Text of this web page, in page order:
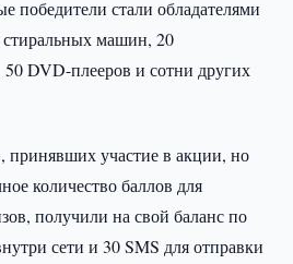
победители стали обладателями
стиральных машин, 20
DVD-плееров и сотни других
принявших участие в акции, но
количество баллов для
получили на свой баланс по
сети и 30 SMS для отправки